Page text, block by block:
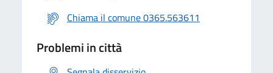
Chiama il comune 0365.563611
Problemi in città